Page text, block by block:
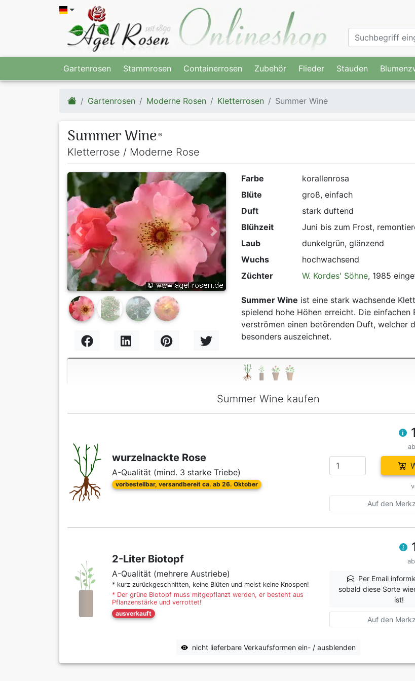
Gartenrosen Stammrosen Containerrosen Zubehör Flieder Stauden
Gartenrosen Moderne Rosen Kletterrosen Summer Wine
Summer Wine ®
Kletterrose / Moderne Rose
Previous Next
Farbe
korallenrosa
Blüte
groß, einfach
Duft
stark duftend
Blühzeit
Juni bis zum Frost,
Laub
dunkelgrün, glänzend
Wuchs
hochwachsend
Züchter
W. Kordes' Söhne, 1985
Summer Wine ist eine stark wachsende
spielend hohe Höhen erreicht. Die einfachen
verströmen einen betörenden Duft, welcher
besonders auszeichnet.
Summer Wine kaufen
wurzelnackte Rose
A-Qualität (mind. 3 starke Triebe)
vorbestellbar, versandbereit ca. ab 26. Oktober
Auf den
2-Liter Biotopf
A-Qualität (mehrere Austriebe)
* kurz zurückgeschnitten, keine Blüten und meist keine Knospen!
* Der grüne Biotopf muss mitgepflanzt werden, er besteht aus
Pflanzenstärke und verrottet!
ausverkauft
Per Email
sobald diese Sorte
ist!
Auf den
nicht lieferbare Verkaufsformen ein- / ausblenden